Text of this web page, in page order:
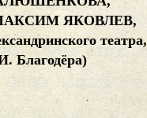
ЯКОВЛЕВ,
театра,
Благодёра)